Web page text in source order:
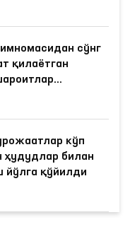
сўнг
қилаётган
кўп
ҳудудлар билан
қўйилди